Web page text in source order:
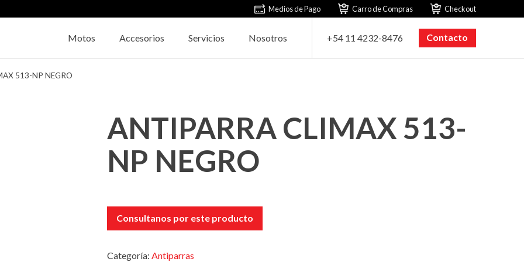
Medios de Pago Carro de Compras Checkout
+54 11 4232-8476 Contacto
Motos Accesorios Servicios Nosotros
513-NP NEGRO
ANTIPARRA CLIMAX 513-
NP NEGRO
Consultanos por este producto
Categoría: Antiparras